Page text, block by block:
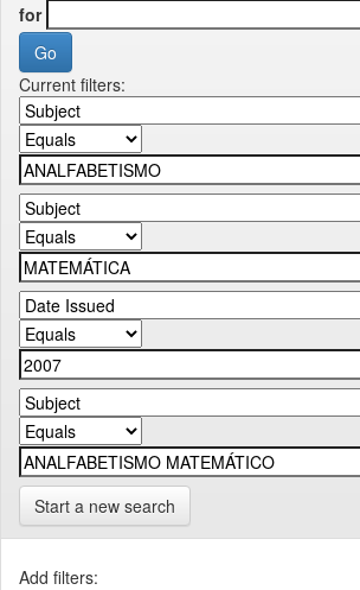
for
Current filters:
Start a new search
Add filters: